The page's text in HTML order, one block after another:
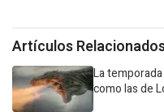
Artículos
La
como las de